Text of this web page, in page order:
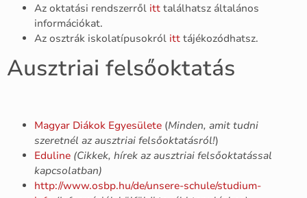
Az oktatási rendszerről itt találhatsz általános
információkat.
Az osztrák iskolatípusokról itt tájékozódhatsz.
Ausztriai felsőoktatás
Magyar Diákok Egyesülete (Minden, amit tudni
szeretnél az ausztriai felsőoktatásról!)
Eduline (Cikkek, hírek az ausztriai felsőoktatással
kapcsolatban)
http://www.osbp.hu/de/unsere-schule/studium-